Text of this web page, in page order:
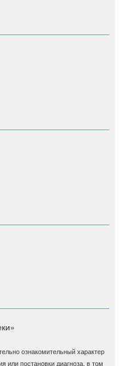
ознакомительный характер
или постановки диагноза, в том